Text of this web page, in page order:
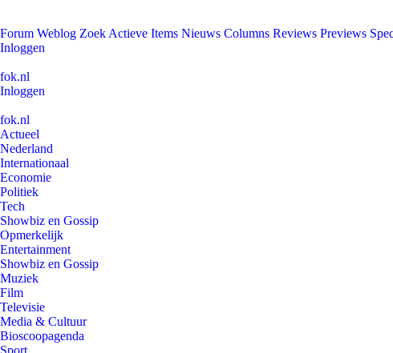
Forum Weblog Zoek Actieve Items Nieuws Columns Reviews Previews
Inloggen
fok.nl
Inloggen
fok.nl
Actueel
Nederland
Internationaal
Economie
Politiek
Tech
Showbiz en Gossip
Opmerkelijk
Entertainment
Showbiz en Gossip
Muziek
Film
Televisie
Media & Cultuur
Bioscoopagenda
Sport